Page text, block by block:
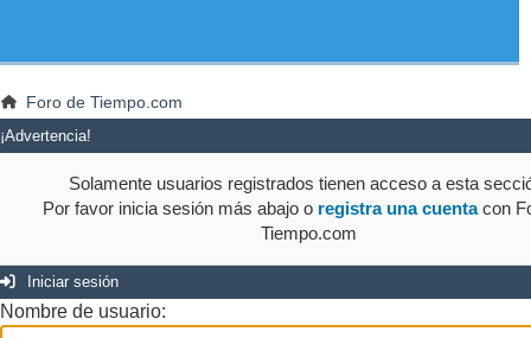
Foro de Tiempo.com
¡Advertencia!
Solamente usuarios registrados tienen acceso a esta
Por favor inicia sesión más abajo o registra una cuentacon
Tiempo.com
Iniciar sesión
Nombre de usuario: